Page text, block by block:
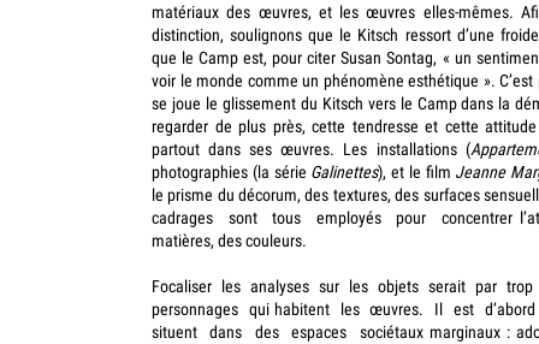
matériaux des œuvres, et les œuvres elles-mêmes.
distinction, soulignons que le Kitsch ressort d’une
que le Camp est, pour citer Susan Sontag, « un
voir le monde comme un phénomène esthétique ».
se joue le glissement du Kitsch vers le Camp dans la
regarder de plus près, cette tendresse et cette
partout dans ses œuvres. Les installations (
photographies (la série Galinettes), et le film Jeanne
le prisme du décorum, des textures, des surfaces
cadrages sont tous employés pour concentrer
matières, des couleurs.
Focaliser les analyses sur les objets serait par
personnages qui habitent les œuvres. Il est
situent dans des espaces sociétaux marginaux :